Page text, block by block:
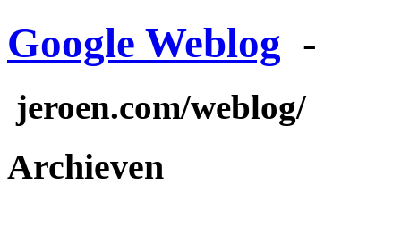
Google Weblog -
jeroen.com/weblog/
Archieven